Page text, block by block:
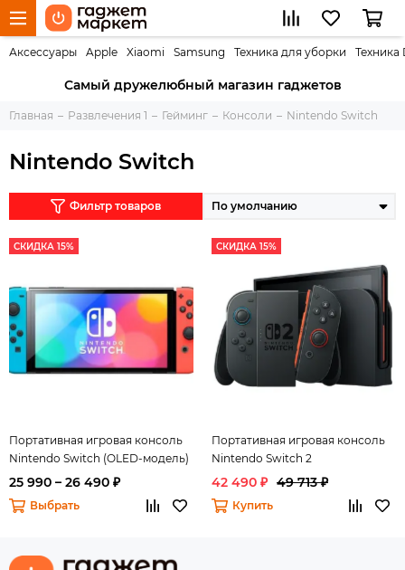
Аксессуары Apple Xiaomi Samsung Техника для уборки Техника
Самый дружелюбный магазин гаджетов
Главная Развлечения 1 Гейминг Консоли Nintendo Switch
Nintendo Switch
Фильтр товаров
СКИДКА 15%
Портативная игровая консоль
Nintendo Switch (OLED-модель)
25 990 – 26 490 ₽
Выбрать
СКИДКА 15%
Портативная игровая консоль
Nintendo Switch 2
42 490 ₽ 49 713 ₽
Купить